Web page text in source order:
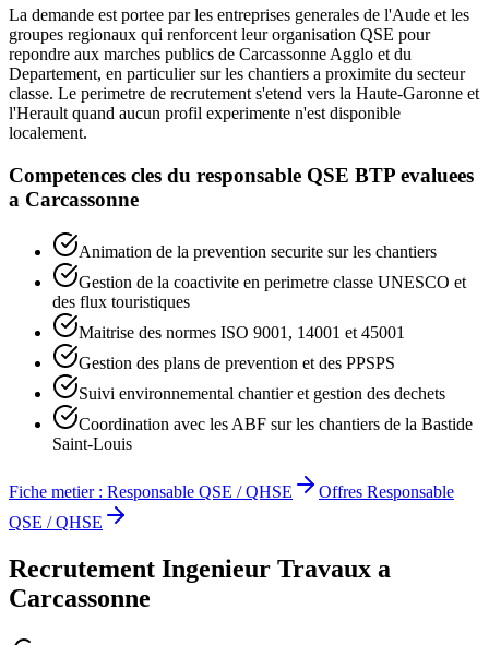
La demande est portee par les entreprises generales de l'Aude et les
groupes regionaux qui renforcent leur organisation QSE pour
repondre aux marches publics de Carcassonne Agglo et du
Departement, en particulier sur les chantiers a proximite du secteur
classe. Le perimetre de recrutement s'etend vers la Haute-Garonne et
l'Herault quand aucun profil experimente n'est disponible
localement.
Competences cles du responsable QSE BTP evaluees
a Carcassonne
Animation de la prevention securite sur les chantiers
Gestion de la coactivite en perimetre classe UNESCO et
des flux touristiques
Maitrise des normes ISO 9001, 14001 et 45001
Gestion des plans de prevention et des PPSPS
Suivi environnemental chantier et gestion des dechets
Coordination avec les ABF sur les chantiers de la Bastide
Saint-Louis
Fiche metier : Responsable QSE / QHSE Offres Responsable
QSE / QHSE
Recrutement Ingenieur Travaux a
Carcassonne